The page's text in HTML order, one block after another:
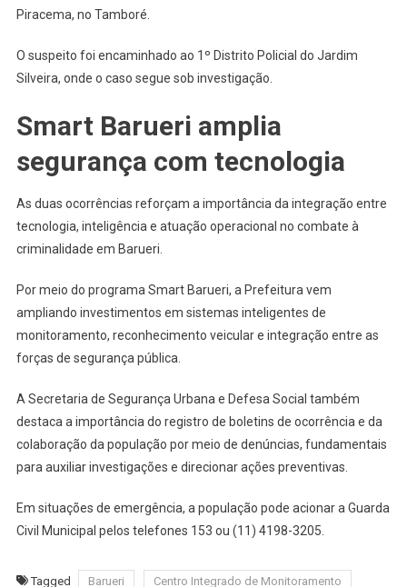
Piracema, no Tamboré.
O suspeito foi encaminhado ao 1º Distrito Policial do Jardim
Silveira, onde o caso segue sob investigação.
Smart Barueri amplia
segurança com tecnologia
As duas ocorrências reforçam a importância da integração entre
tecnologia, inteligência e atuação operacional no combate à
criminalidade em Barueri.
Por meio do programa Smart Barueri, a Prefeitura vem
ampliando investimentos em sistemas inteligentes de
monitoramento, reconhecimento veicular e integração entre as
forças de segurança pública.
A Secretaria de Segurança Urbana e Defesa Social também
destaca a importância do registro de boletins de ocorrência e da
colaboração da população por meio de denúncias, fundamentais
para auxiliar investigações e direcionar ações preventivas.
Em situações de emergência, a população pode acionar a Guarda
Civil Municipal pelos telefones 153 ou (11) 4198-3205.
Tagged Barueri Centro Integrado de Monitoramento